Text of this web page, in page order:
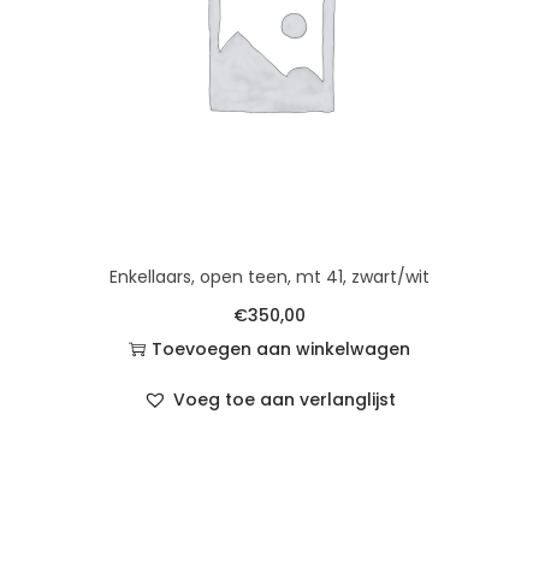
Enkellaars, open teen, mt 41, zwart/wit
€350,00
Toevoegen aan winkelwagen
Voeg toe aan verlanglijst